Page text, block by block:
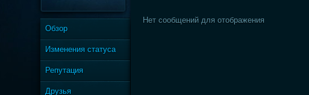
Обзор
Изменения статуса
Репутация
Друзья
Нет сообщений для отображения